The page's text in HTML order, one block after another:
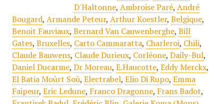
D'Haltonne, Ambroise Paré, André
Bougard, Armande Peteur, Arthur Koestler, Belgique,
Benoit Fauviaux, Bernard Van Cauwenberghe, Bill
Gates, Bruxelles, Carto Cammaratta, Charleroi, Chili,
Claude Bauwens, Claude Durieux, Corléone, Daily-Bul,
Daniel Ducarme, Dr Moreau, E.Haucotte, Eddy Merckx,
El Batia Moûrt Soû, Electrabel, Elio Di Rupo, Emma
Faipeur, Eric Ledune, Franco Dragonne, Frans Badot,